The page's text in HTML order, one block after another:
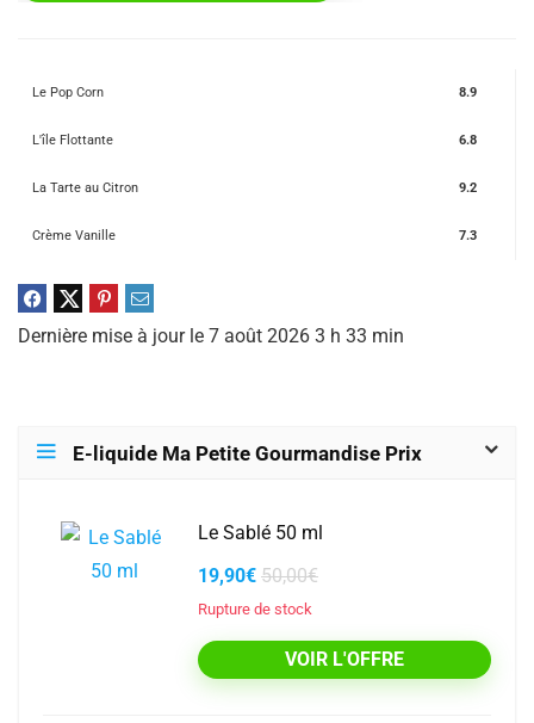
Le Pop Corn 8.9
L'île Flottante 6.8
La Tarte au Citron 9.2
Crème Vanille 7.3
Dernière mise à jour le 7 août 2026 3 h 33 min
E-liquide Ma Petite Gourmandise Prix
Le Sablé 50 ml
19,90€ 50,00€
Rupture de stock
VOIR L'OFFRE